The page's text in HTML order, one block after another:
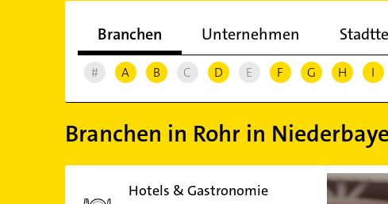
Branchen Unternehmen
# A B C D E F G H I
Branchen in Rohr in
Hotels & Gastronomie